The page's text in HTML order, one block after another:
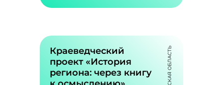
фестиваль под
открытым небом
«Лето книгами
согрето»
Организация литературного
Краеведческий
проект «История
региона: через книгу